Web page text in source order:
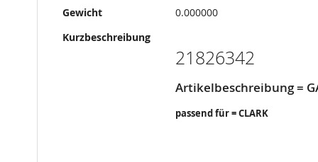
Mehr
Informationen
Gewicht
0.000000
Kurzbeschreibung
21826342
Artikelbeschreibung =
passend für = CLARK